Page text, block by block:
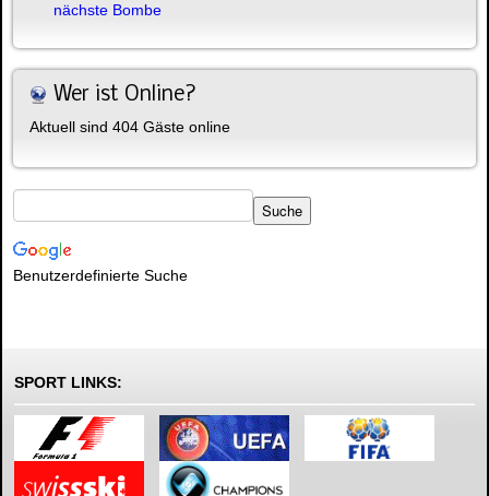
nächste Bombe
Wer ist Online?
Aktuell sind 404 Gäste online
Benutzerdefinierte Suche
SPORT LINKS: